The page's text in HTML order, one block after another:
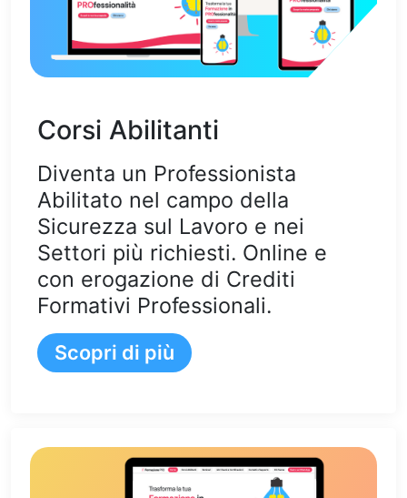
Corsi Abilitanti
Diventa un Professionista
Abilitato nel campo della
Sicurezza sul Lavoro e nei
Settori più richiesti. Online e
con erogazione di Crediti
Formativi Professionali.
Scopri di più